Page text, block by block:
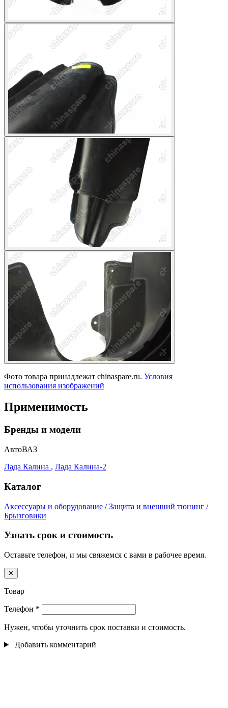
Фото товара принадлежат chinaspare.ru. Условия
использования изображений
Применимость
Бренды и модели
АвтоВАЗ
Лада Калина , Лада Калина-2
Каталог
Аксессуары и оборудование / Защита и внешний тюнинг /
Брызговики
Узнать срок и стоимость
Оставьте телефон, и мы свяжемся с вами в рабочее время.
✕
Товар
Телефон *
Нужен, чтобы уточнить срок поставки и стоимость.
Добавить комментарий